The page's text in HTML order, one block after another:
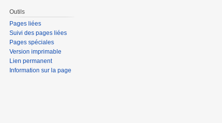
Outils
Pages liées
Suivi des pages liées
Pages spéciales
Version imprimable
Lien permanent
Information sur la page